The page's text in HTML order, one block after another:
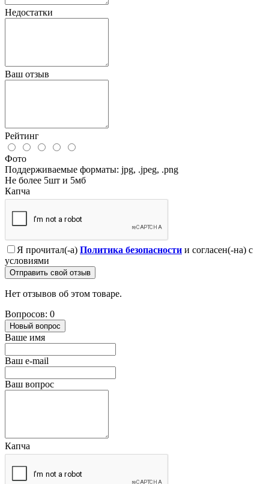
Недостатки
Ваш отзыв
Рейтинг
Фото
Поддерживаемые форматы: jpg, .jpeg, .png
Не более 5шт и 5мб
Капча
Я прочитал(-а) Политика безопасности и согласен(-на) с
условиями
Отправить свой отзыв
Нет отзывов об этом товаре.
Вопросов: 0
Новый вопрос
Ваше имя
Ваш e-mail
Ваш вопрос
Капча